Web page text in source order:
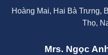
Hoàng Mai, Hai Bà Trưng,
Thọ,
Mrs. Ngọc